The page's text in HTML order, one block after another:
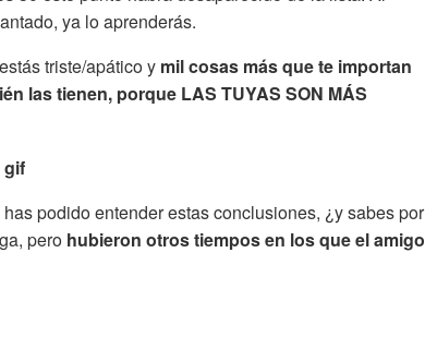
ya lo aprenderás.
triste/apático y mil cosas más que te importan
las tienen, porque LAS TUYAS SON MÁS
podido entender estas conclusiones, ¿y sabes por
pero hubieron otros tiempos en los que el amigo